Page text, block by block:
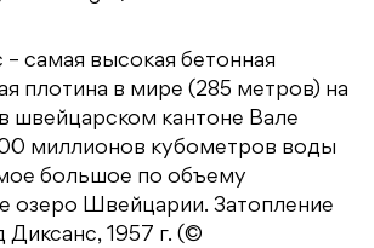
– самая высокая бетонная
плотина в мире (285 метров) на
швейцарском кантоне Вале
миллионов кубометров воды
большое по объему
озеро Швейцарии. Затопление
Диксанс, 1957 г. (©